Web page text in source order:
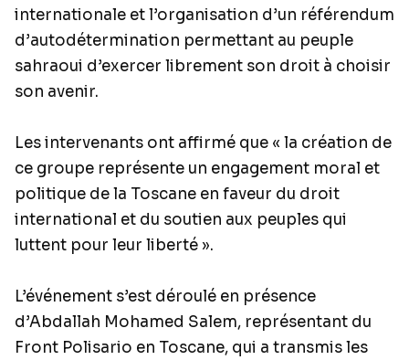
internationale et l’organisation d’un référendum
d’autodétermination permettant au peuple
sahraoui d’exercer librement son droit à choisir
son avenir.
Les intervenants ont affirmé que « la création de
ce groupe représente un engagement moral et
politique de la Toscane en faveur du droit
international et du soutien aux peuples qui
luttent pour leur liberté ».
L’événement s’est déroulé en présence
d’Abdallah Mohamed Salem, représentant du
Front Polisario en Toscane, qui a transmis les